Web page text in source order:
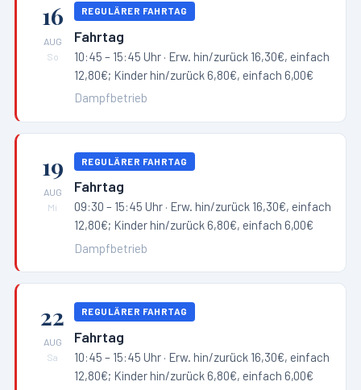
16
AUG
So
REGULÄRER FAHRTAG
Fahrtag
10:45 – 15:45 Uhr · Erw. hin/zurück 16,30€, einfach
12,80€; Kinder hin/zurück 6,80€, einfach 6,00€
Dampfbetrieb
19
AUG
Mi
REGULÄRER FAHRTAG
Fahrtag
09:30 – 15:45 Uhr · Erw. hin/zurück 16,30€, einfach
12,80€; Kinder hin/zurück 6,80€, einfach 6,00€
Dampfbetrieb
22
AUG
Sa
REGULÄRER FAHRTAG
Fahrtag
10:45 – 15:45 Uhr · Erw. hin/zurück 16,30€, einfach
12,80€; Kinder hin/zurück 6,80€, einfach 6,00€